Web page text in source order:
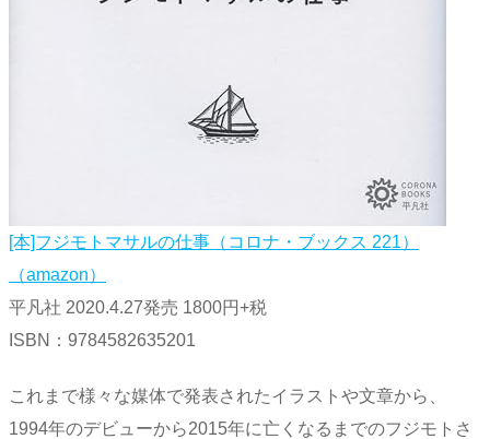
[本]フジモトマサルの仕事（コロナ・ブックス 221）
（amazon）
平凡社 2020.4.27発売 1800円+税
ISBN：9784582635201
これまで様々な媒体で発表されたイラストや文章から、
1994年のデビューから2015年に亡くなるまでのフジモトさ